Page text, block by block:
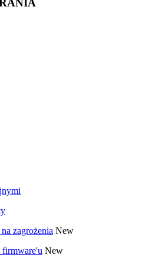
zagrożenia New
firmware'u New